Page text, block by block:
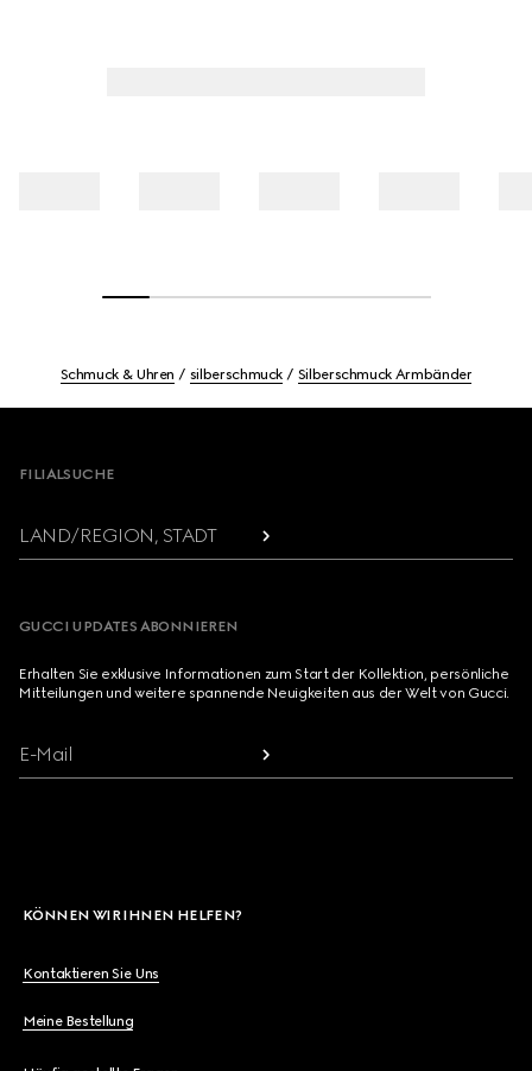
Schmuck & Uhren silberschmuck Silberschmuck Armbänder
FILIALSUCHE
LAND/REGION, STADT
GUCCI UPDATES ABONNIEREN
Erhalten Sie exklusive Informationen zum Start der Kollektion, persönliche
Mitteilungen und weitere spannende Neuigkeiten aus der Welt von Gucci.
E-Mail
KÖNNEN WIR IHNEN HELFEN?
Kontaktieren Sie Uns
Meine Bestellung